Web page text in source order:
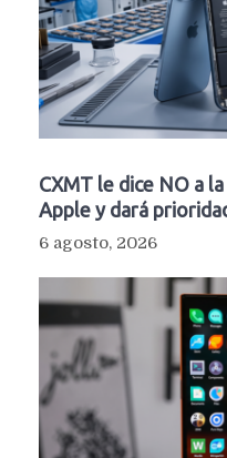
CXMT le dice NO a
Apple y dará
6 agosto, 2026